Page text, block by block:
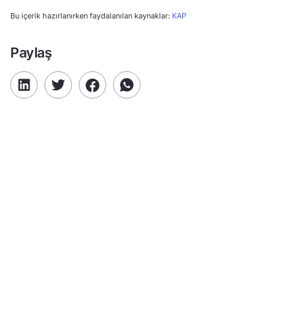
Bu içerik hazırlanırken faydalanılan kaynaklar: KAP
Paylaş